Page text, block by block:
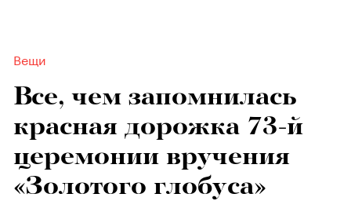
Вещи
Все, чем запомнилась
красная дорожка 73-й
церемонии вручения
«Золотого глобуса»